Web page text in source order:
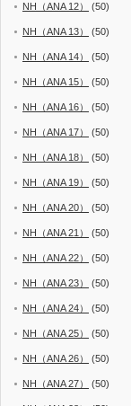
NH（ANA 12） (50)
NH（ANA 13） (50)
NH（ANA 14） (50)
NH（ANA 15） (50)
NH（ANA 16） (50)
NH（ANA 17） (50)
NH（ANA 18） (50)
NH（ANA 19） (50)
NH（ANA 20） (50)
NH（ANA 21） (50)
NH（ANA 22） (50)
NH（ANA 23） (50)
NH（ANA 24） (50)
NH（ANA 25） (50)
NH（ANA 26） (50)
NH（ANA 27） (50)